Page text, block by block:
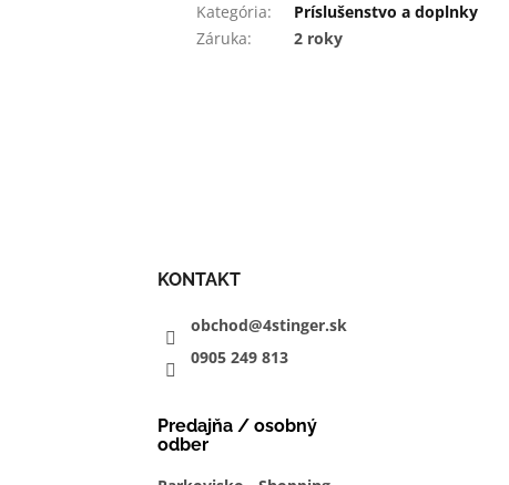
Kategória:
Príslušenstvo a doplnky
Záruka: 2 roky
KONTAKT
obchod@4stinger.sk
0905 249 813
Predajňa / osobný
odber